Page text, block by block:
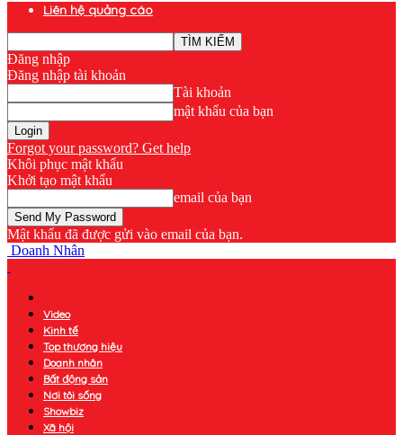
Liên hệ quảng cáo
Đăng nhập
Đăng nhập tài khoản
Tài khoản
mật khẩu của bạn
Forgot your password? Get help
Khôi phục mật khẩu
Khởi tạo mật khẩu
email của bạn
Mật khẩu đã được gửi vào email của bạn.
Doanh Nhân
Video
Kinh tế
Top thương hiệu
Doanh nhân
Bất động sản
Nơi tôi sống
Showbiz
Xã hội